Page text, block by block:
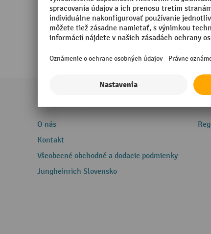
Informácie
O nás
Kontakt
Všeobecné obchodné a dodacie podmienky
Jungheinrich Slovensko